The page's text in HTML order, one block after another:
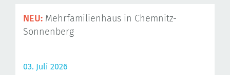
NEU: Mehrfamilienhaus in Chemnitz-
Sonnenberg
03. Juli 2026